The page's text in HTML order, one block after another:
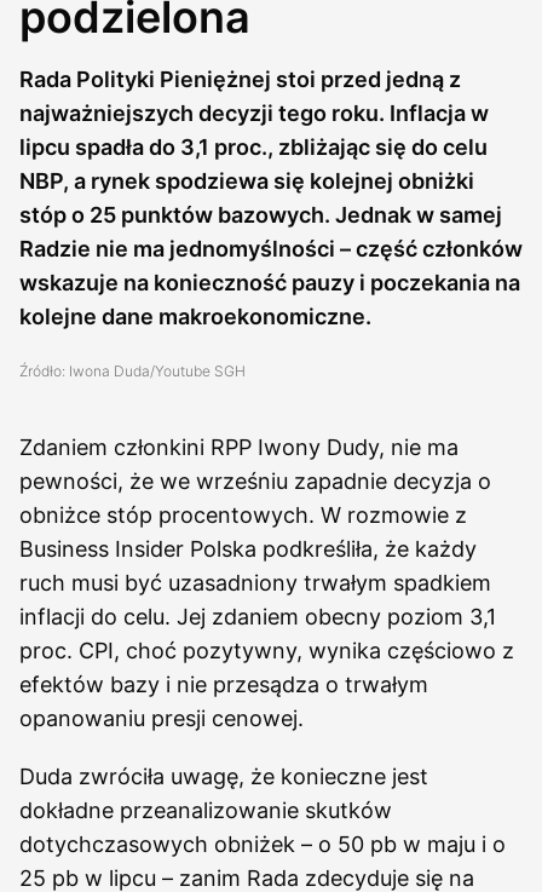
podzielona
Rada Polityki Pieniężnej stoi przed jedną z
najważniejszych decyzji tego roku. Inflacja w
lipcu spadła do 3,1 proc., zbliżając się do celu
NBP, a rynek spodziewa się kolejnej obniżki
stóp o 25 punktów bazowych. Jednak w samej
Radzie nie ma jednomyślności – część członków
wskazuje na konieczność pauzy i poczekania na
kolejne dane makroekonomiczne.
Źródło: Iwona Duda/Youtube SGH
Zdaniem członkini RPP Iwony Dudy, nie ma
pewności, że we wrześniu zapadnie decyzja o
obniżce stóp procentowych. W rozmowie z
Business Insider Polska podkreśliła, że każdy
ruch musi być uzasadniony trwałym spadkiem
inflacji do celu. Jej zdaniem obecny poziom 3,1
proc. CPI, choć pozytywny, wynika częściowo z
efektów bazy i nie przesądza o trwałym
opanowaniu presji cenowej.
Duda zwróciła uwagę, że konieczne jest
dokładne przeanalizowanie skutków
dotychczasowych obniżek – o 50 pb w maju i o
25 pb w lipcu – zanim Rada zdecyduje się na